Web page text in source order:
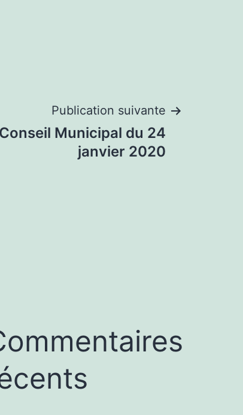
Publication suivante
Municipal du 24
janvier 2020